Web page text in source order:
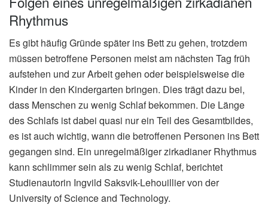
Rhythmus
Es gibt häufig Gründe später ins Bett zu gehen, trotzdem
müssen betroffene Personen meist am nächsten Tag früh
aufstehen und zur Arbeit gehen oder beispielsweise die
Kinder in den Kindergarten bringen. Dies trägt dazu bei,
dass Menschen zu wenig Schlaf bekommen. Die Länge
des Schlafs ist dabei quasi nur ein Teil des Gesamtbildes,
es ist auch wichtig, wann die betroffenen Personen ins Bett
gegangen sind. Ein unregelmäßiger zirkadianer Rhythmus
kann schlimmer sein als zu wenig Schlaf, berichtet
Studienautorin Ingvild Saksvik-Lehouillier von der
University of Science and Technology.